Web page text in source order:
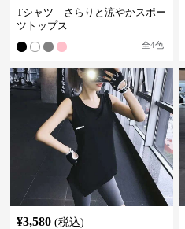
Tシャツ さらりと涼やかスポー
ツトップス
全4色
¥3,580 (税込)